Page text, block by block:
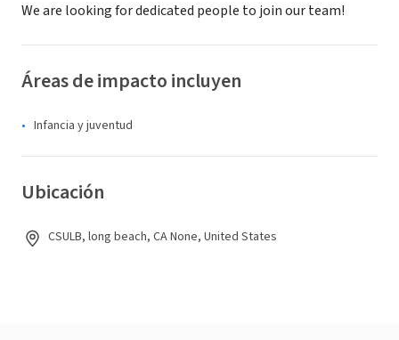
We are looking for dedicated people to join our team!
Áreas de impacto incluyen
Infancia y juventud
Ubicación
CSULB, long beach, CA None, United States